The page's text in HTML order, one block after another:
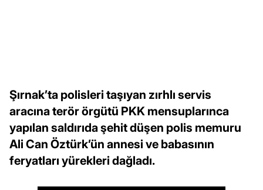
Şırnak’ta polisleri taşıyan zırhlı servis
aracına terör örgütü PKK mensuplarınca
yapılan saldırıda şehit düşen polis memuru
Ali Can Öztürk’ün annesi ve babasının
feryatları yürekleri dağladı.